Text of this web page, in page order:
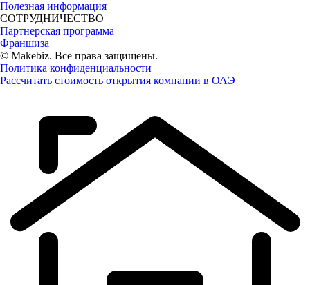
Полезная информация
СОТРУДНИЧЕСТВО
Партнерская программа
Франшиза
© Makebiz. Все права защищены.
Политика конфиденциальности
Рассчитать стоимость открытия компании в ОАЭ